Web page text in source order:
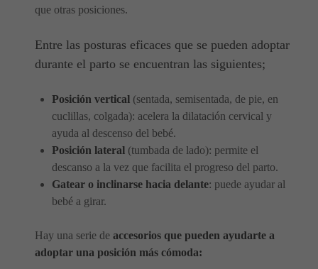
que otras posiciones.
Entre las posturas eficaces que se pueden adoptar
durante el parto se encuentran las siguientes;
Posición vertical (sentada, semisentada, de pie, en
cuclillas, colgada): acelera la dilatación cervical y
ayuda al descenso del bebé.
Posición lateral (tumbada de lado): permite el
descanso a la vez que facilita el progreso del parto.
Gatear o inclinarse hacia delante: puede ayudar al
bebé a girar.
Hay una serie de accesorios que pueden ayudarte a
adoptar una posición más cómoda: